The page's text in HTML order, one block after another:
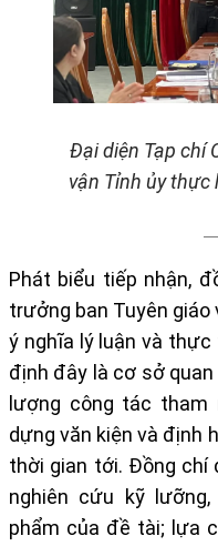
Đại diện Tạp chí
vận Tỉnh ủy thực
Phát biểu tiếp nhận,
trưởng ban Tuyên giáo
ý nghĩa lý luận và
định đây là cơ sở
lượng công tác
dựng văn kiện và định
thời gian tới. Đồng chí
nghiên cứu kỹ
phẩm của đề tài; lựa